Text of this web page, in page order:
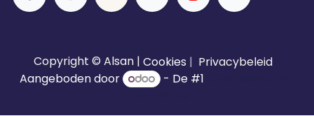
Copyright © Alsan | Cookies | Privacybeleid
Aangeboden door
- De #1